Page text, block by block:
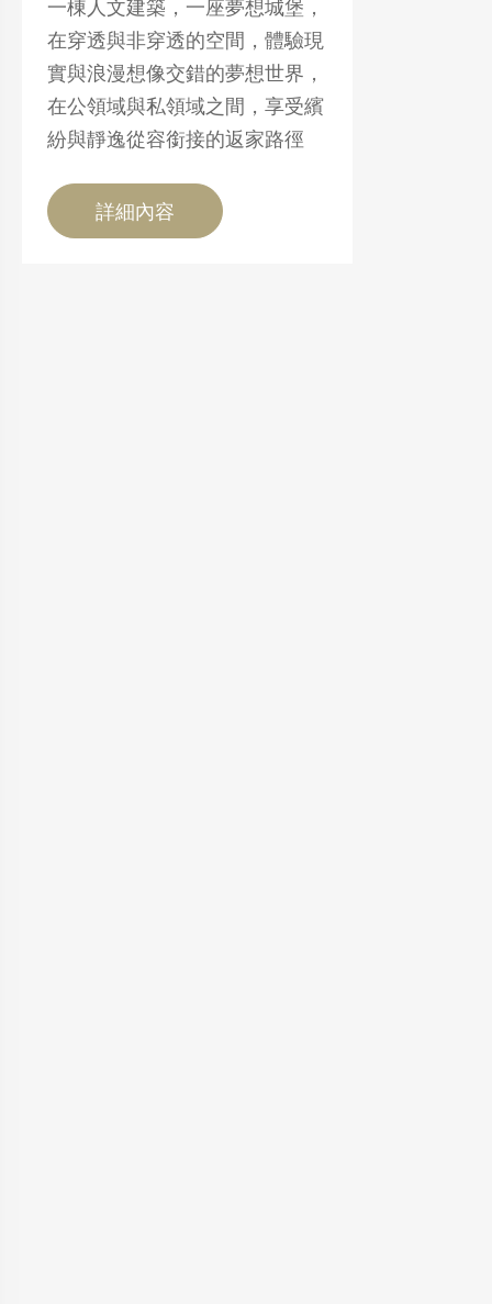
一棟人文建築，一座夢想城堡，
在穿透與非穿透的空間，體驗現
實與浪漫想像交錯的夢想世界，
在公領域與私領域之間，享受繽
紛與靜逸從容銜接的返家路徑
詳細內容